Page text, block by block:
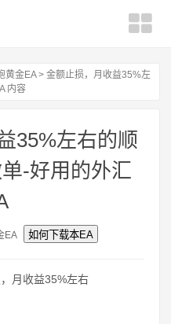
黄金EA> 金额止损，月收益35%左
内容
35%左右的顺
-好用的外汇
EA
月收益35%左右